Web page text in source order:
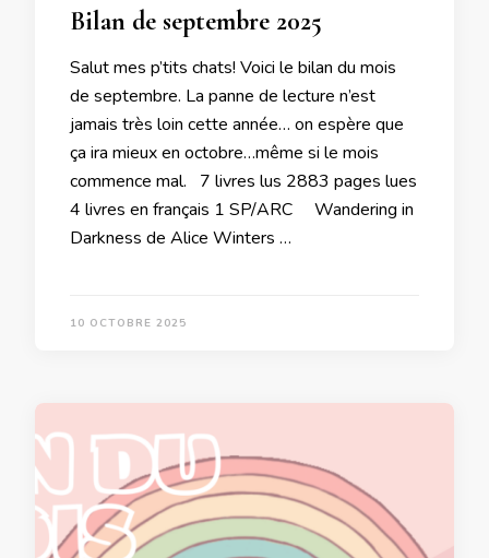
Bilan de septembre 2025
Salut mes p’tits chats! Voici le bilan du mois
de septembre. La panne de lecture n’est
jamais très loin cette année… on espère que
ça ira mieux en octobre…même si le mois
commence mal. 7 livres lus 2883 pages lues
4 livres en français 1 SP/ARC Wandering in
Darkness de Alice Winters …
10 OCTOBRE 2025